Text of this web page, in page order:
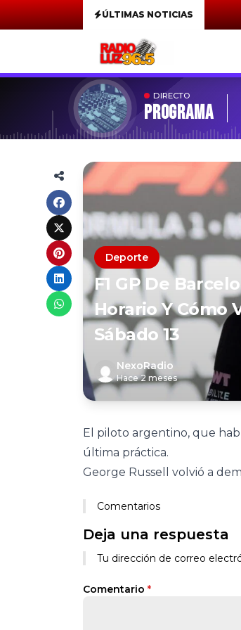
ÚLTIMAS NOTICIAS
DIRECTO
Programa
Deporte
F1 GP De
Horario Y Cómo
Sábado 13
NexoRadio
Hace 2 meses
El piloto argentino, que
última práctica.
George Russell volvió a
Comentarios
Deja una respuesta
Tu dirección de correo
Comentario *